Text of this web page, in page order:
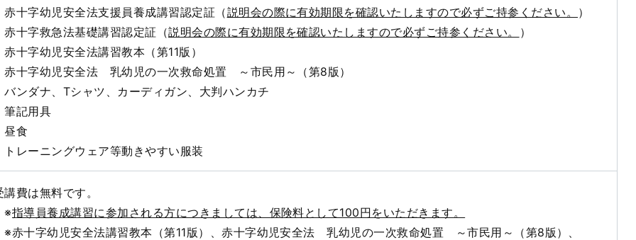
赤十字幼児安全法支援員養成講習認定証（説明会の際に有効期限を確認いたしますので必ずご持参ください。 ）
赤十字救急法基礎講習認定証（説明会の際に有効期限を確認いたしますので必ずご持参ください。
）
赤十字幼児安全法講習教本（第11版）
赤十字幼児安全法 乳幼児の一次救命処置 ～市民用～（第8版）
バンダナ、Tシャツ、カーディガン、大判ハンカチ
筆記用具
昼食
トレーニングウェア等動きやすい服装
講費は無料です。
指導員養成講習に参加される方につきましては、保険料として100円をいただきます。
十字幼児安全法講習教本（第11版）、赤十字幼児安全法 乳幼児の一次救命処置 ～市民用～（第8版）、